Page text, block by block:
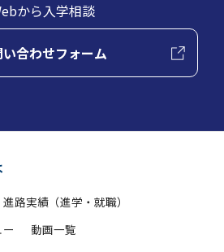
から入学相談
い合わせフォーム
進路実績（進学・就職）
動画一覧